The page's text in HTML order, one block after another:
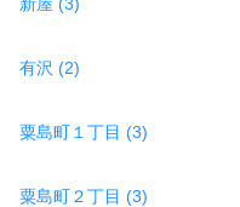
有沢 (2)
粟島町１丁目 (3)
粟島町２丁目 (3)